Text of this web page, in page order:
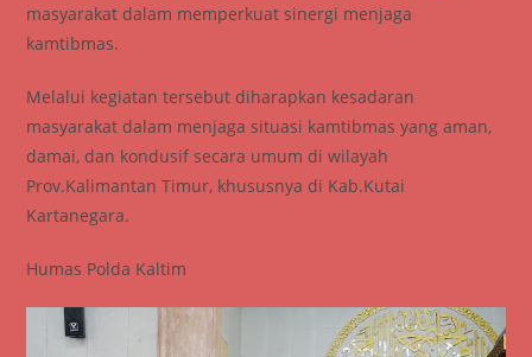
masyarakat dalam memperkuat sinergi menjaga
kamtibmas.
Melalui kegiatan tersebut diharapkan kesadaran
masyarakat dalam menjaga situasi kamtibmas yang aman,
damai, dan kondusif secara umum di wilayah
Prov.Kalimantan Timur, khususnya di Kab.Kutai
Kartanegara.
Humas Polda Kaltim